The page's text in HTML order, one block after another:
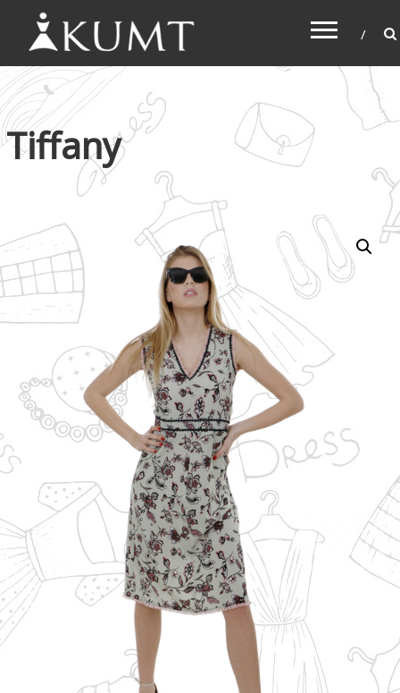
KUMT
Haljine online
Tiffany